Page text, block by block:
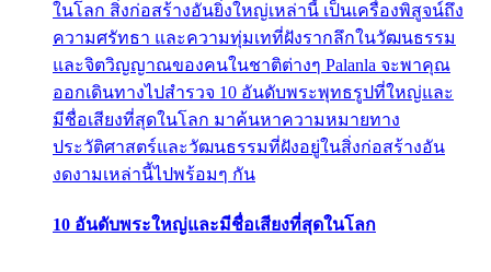
ในโลก สิ่งก่อสร้างอันยิ่งใหญ่เหล่านี้ เป็นเครื่องพิสูจน์ถึง
ความศรัทธา และความทุ่มเทที่ฝังรากลึกในวัฒนธรรม
และจิตวิญญาณของคนในชาติต่างๆ Palanla จะพาคุณ
ออกเดินทางไปสำรวจ 10 อันดับพระพุทธรูปที่ใหญ่และ
มีชื่อเสียงที่สุดในโลก มาค้นหาความหมายทาง
ประวัติศาสตร์และวัฒนธรรมที่ฝังอยู่ในสิ่งก่อสร้างอัน
งดงามเหล่านี้ไปพร้อมๆ กัน
10 อันดับพระใหญ่และมีชื่อเสียงที่สุดในโลก